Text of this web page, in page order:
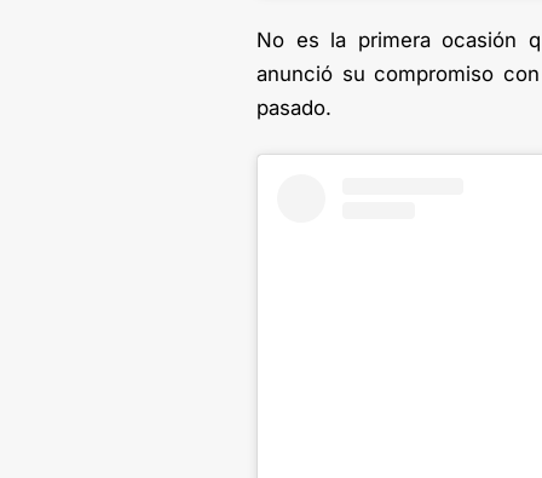
No es la primera ocasión
anunció su compromiso
pasado.